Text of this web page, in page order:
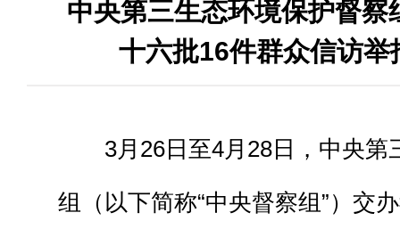
中央第三生态环境保护督察
十六批16件群众信访举
3月26日至4月28日，中央第
组（以下简称“中央督察组”）交